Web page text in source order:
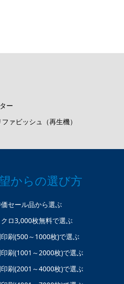
ー
ファビッシュ（再生機）
からの選び方
セール品から選ぶ
ロ3,000枚無料で選ぶ
印刷(500～1000枚)で選ぶ
印刷(1001～2000枚)で選ぶ
印刷(2001～4000枚)で選ぶ